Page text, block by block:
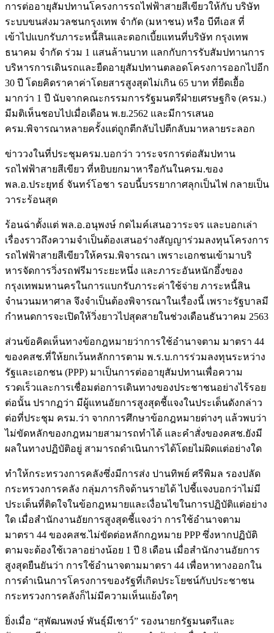
การต่ออายุสัมปทานโครงการรถไฟฟ้าสายสีเขียวให้กับ บริษัท
ระบบขนส่งมวลชนกรุงเทพ จำกัด (มหาชน) หรือ บีทีเอส ที่
เข้าไปแบกรับภาระหนี้สินและดอกเบี้ยแทนที่บริษัท กรุงเทพ
ธนาคม จำกัด ร่วม 1 แสนล้านบาท แลกกับการรับสัมปทานการ
บริหารการเดินรถและยืดอายุสัมปทานตลอดโครงการออกไปอีก
30 ปี โดยคิดราคาค่าโดยสารสูงสุดไม่เกิน 65 บาท ที่ยืดเยื้อ
มากว่า 1 ปี นับจากคณะกรรมการรัฐมนตรีฝ่ายเศรษฐกิจ (ครม.)
มีมติเห็นชอบไปเมื่อเดือน พ.ย.2562 และมีการเสนอ
ครม.พิจารณาหลายครั้งแต่ถูกตีกลับไปตีกลับมาหลายระลอก
ข่าววงในที่ประชุมครม.บอกว่า วาระจรการต่อสัมปทาน
รถไฟฟ้าสายสีเขียว ที่หยิบยกมาหารือกันในครม.ของ
พล.อ.ประยุทธ์ จันทร์โอชา รอบนี้บรรยากาศลุกเป็นไฟ กลายเป็น
วาระร้อนสุด
ร้อนฉ่าตั้งแต่ พล.อ.อนุพงษ์ กดไมค์เสนอวาระจร และบอกเล่า
เรื่องราวถึงความจำเป็นต้องเสนอร่างสัญญาร่วมลงทุนโครงการ
รถไฟฟ้าสายสีเขียวให้ครม.พิจารณา เพราะเอกชนเข้ามาบริ
หารจัดการวิ่งรถฟรีมาระยะหนึ่ง และภาระอันหนักอึ้งของ
กรุงเทพมหานครในการแบกรับภาระค่าใช้จ่าย ภาระหนี้สิน
จำนวนมหาศาล จึงจำเป็นต้องพิจารณาในเรื่องนี้ เพราะรัฐบาลมี
กำหนดการจะเปิดให้วิ่งยาวไปสุดสายในช่วงเดือนธันวาคม 2563
ส่วนข้อคิดเห็นทางข้อกฎหมายว่าการใช้อำนาจตาม มาตรา 44
ของคสช.ที่ให้ยกเว้นหลักการตาม พ.ร.บ.การร่วมลงทุนระหว่าง
รัฐและเอกชน (PPP) มาเป็นการต่ออายุสัมปทานเพื่อความ
รวดเร็วและการเชื่อมต่อการเดินทางของประชาชนอย่างไร้รอย
ต่อนั้น ปรากฏว่า มีผู้แทนอัยการสูงสุดชี้แจงในประเด็นดังกล่าว
ต่อที่ประชุม ครม.ว่า จากการศึกษาข้อกฎหมายต่างๆ แล้วพบว่า
ไม่ขัดหลักของกฎหมายสามารถทำได้ และคำสั่งของคสช.ยังมี
ผลในทางปฏิบัติอยู่ สามารถดำเนินการได้โดยไม่ผิดแต่อย่างใด
ทำให้กระทรวงการคลังซึ่งมีการส่ง ปานทิพย์ ศรีพิมล รองปลัด
กระทรวงการคลัง กลุ่มภารกิจด้านรายได้ ไปชี้แจงบอกว่าไม่มี
ประเด็นที่ติดใจในข้อกฎหมายและเงื่อนไขในการปฏิบัติแต่อย่าง
ใด เมื่อสำนักงานอัยการสูงสุดชี้แจงว่า การใช้อำนาจตาม
มาตรา 44 ของคสช.ไม่ขัดต่อหลักกฎหมาย PPP ซึ่งหากปฏิบัติ
ตามจะต้องใช้เวลาอย่างน้อย 1 ปี 8 เดือน เมื่อสำนักงานอัยการ
สูงสุดยืนยันว่า การใช้อำนาจตามมาตรา 44 เพื่อหาทางออกใน
การดำเนินการโครงการของรัฐที่เกิดประโยชน์กับประชาชน
กระทรวงการคลังก็ไม่มีความเห็นแย้งใดๆ
ยิ่งเมื่อ “สุพัฒนพงษ์ พันธุ์มีเชาว์” รองนายกรัฐมนตรีและ